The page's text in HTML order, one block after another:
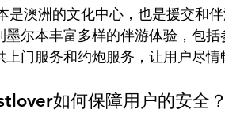
是澳洲的文化中心，也是援交和
墨尔本丰富多样的伴游体验，包
上门服务和约炮服务，让用户尽
如何保障用户的安全